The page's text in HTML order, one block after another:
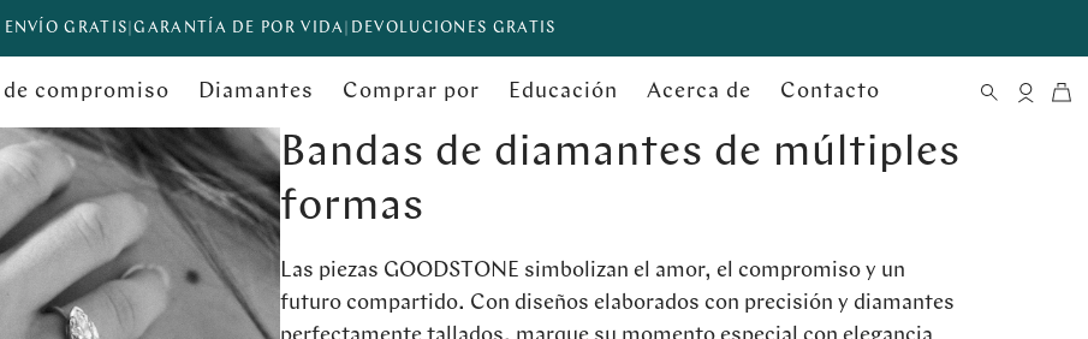
ENVÍO GRATIS |GARANTÍA DE POR VIDA DEVOLUCIONES GRATIS
compromiso Diamantes Comprar por Educación Acerca de Contacto
Bandas de diamantes de múltiples
formas
Las piezas GOODSTONE simbolizan el amor, el compromiso y un
futuro compartido. Con diseños elaborados con precisión y diamantes